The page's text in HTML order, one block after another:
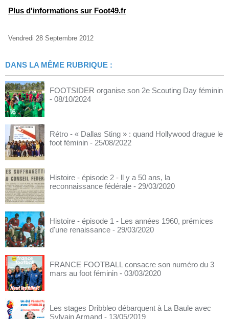
Plus d'informations sur Foot49.fr
Vendredi 28 Septembre 2012
DANS LA MÊME RUBRIQUE :
FOOTSIDER organise son 2e Scouting Day féminin
- 08/10/2024
Rétro - « Dallas Sting » : quand Hollywood drague le
foot féminin - 25/08/2022
Histoire - épisode 2 - ll y a 50 ans, la
reconnaissance fédérale - 29/03/2020
Histoire - épisode 1 - Les années 1960, prémices
d'une renaissance - 29/03/2020
FRANCE FOOTBALL consacre son numéro du 3
mars au foot féminin - 03/03/2020
Les stages Dribbleo débarquent à La Baule avec
Sylvain Armand - 13/05/2019